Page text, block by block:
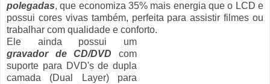
polegadas, que economiza 35% mais energia que o LCD e
possui cores vivas também, perfeita para assistir filmes ou
trabalhar com qualidade e conforto.
Ele ainda possui um
gravador de CD/DVD com
suporte para DVD's de dupla
camada (Dual Layer) para